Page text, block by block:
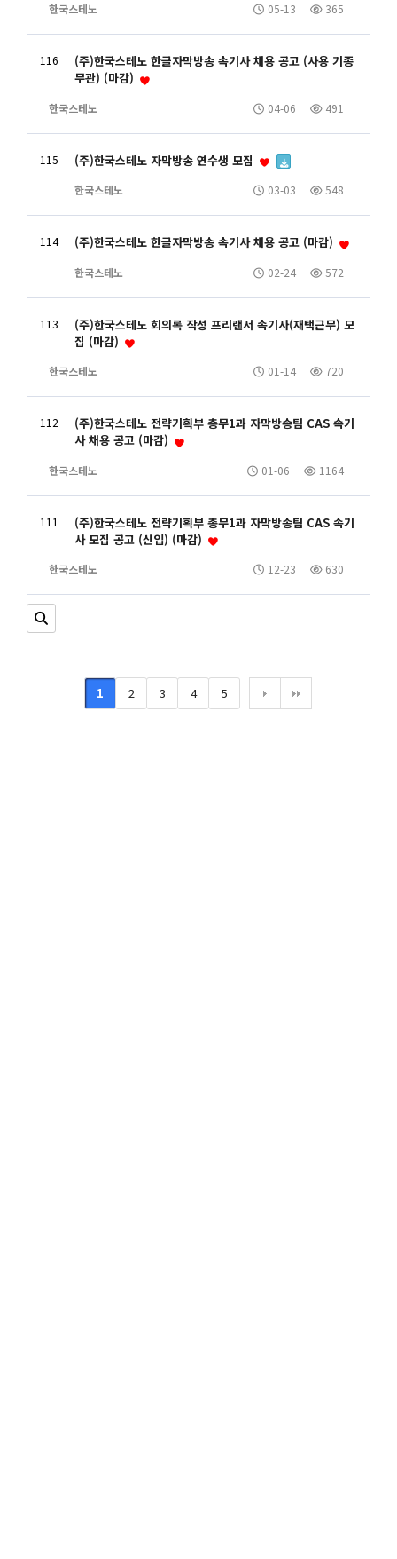
한국스테노 365
05-13
116
(주)한국스테노 한글자막방송 속기사 채용 공고 (사용 기종
무관) (마감)
한국스테노 491
04-06
115 (주)한국스테노 자막방송 연수생 모집
한국스테노 548
03-03
114 (주)한국스테노 한글자막방송 속기사 채용 공고 (마감)
한국스테노 572
02-24
113
(주)한국스테노 회의록 작성 프리랜서 속기사(재택근무) 모
집 (마감)
한국스테노 720
01-14
112
(주)한국스테노 전략기획부 총무1과 자막방송팀 CAS 속기
사 채용 공고 (마감)
한국스테노 1164
01-06
111
(주)한국스테노 전략기획부 총무1과 자막방송팀 CAS 속기
사 모집 공고 (신입) (마감)
한국스테노 630
12-23
1 2 3 4 5